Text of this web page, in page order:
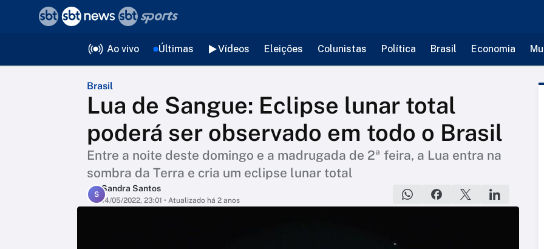
Ao vivo Últimas Vídeos Eleições Colunistas Política Brasil Economia
Brasil
Lua de Sangue: Eclipse lunar total
poderá ser observado em todo o Brasil
Entre a noite deste domingo e a madrugada de 2ª feira, a Lua entra na
sombra da Terra e cria um eclipse lunar total
S
Sandra Santos
14/05/2022, 23:01 • Atualizado há 2 anos
voltar
Editorias